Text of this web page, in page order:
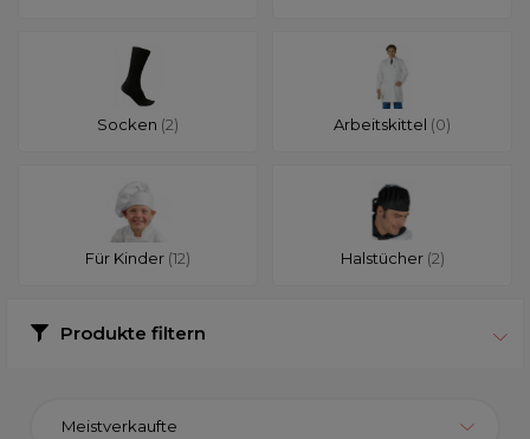
Socken (2) Arbeitskittel (0)
Für Kinder (12) Halstücher (2)
Produkte filtern
Meistverkaufte